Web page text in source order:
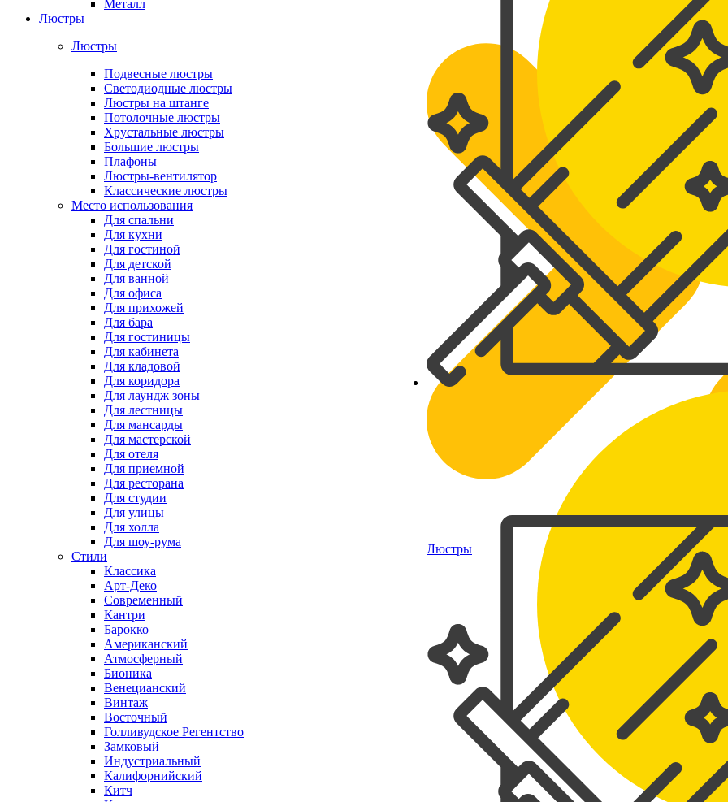
Люстры
Металл
Люстры
Люстры
Подвесные люстры
Светодиодные люстры
Люстры на штанге
Потолочные люстры
Хрустальные люстры
Большие люстры
Плафоны
Люстры-вентилятор
Классические люстры
Место использования
Для спальни
Для кухни
Для гостиной
Для детской
Для ванной
Для офиса
Для прихожей
Для бара
Для гостиницы
Для кабинета
Для кладовой
Для коридора
Для лаундж зоны
Для лестницы
Для мансарды
Для мастерской
Для отеля
Для приемной
Для ресторана
Для студии
Для улицы
Для холла
Для шоу-рума
Стили
Классика
Арт-Деко
Современный
Кантри
Барокко
Американский
Атмосферный
Бионика
Венецианский
Винтаж
Восточный
Голливудское Регентство
Замковый
Индустриальный
Калифорнийский
Китч